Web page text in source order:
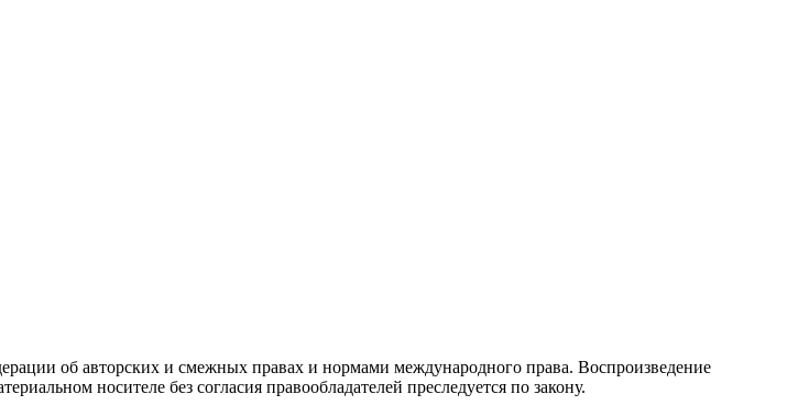
об авторских и смежных правах и нормами международного права. Воспроизведение
носителе без согласия правообладателей преследуется по закону.